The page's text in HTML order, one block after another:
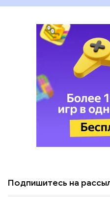
Подпишитесь на